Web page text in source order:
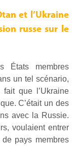
et l’Ukraine
russe sur le
États membres
un tel scénario,
que l’Ukraine
C’était un des
avec la Russie.
voulaient entrer
pays membres